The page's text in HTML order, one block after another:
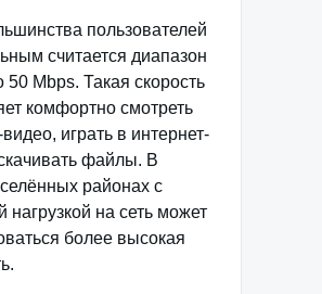
пользователей
считается диапазон
50 Mbps. Такая скорость
комфортно смотреть
играть в интернет-
файлы. В
районах с
нагрузкой на сеть может
более высокая